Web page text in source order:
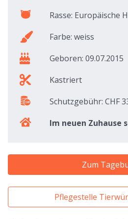
Rasse: Europäische
Farbe: weiss
Geboren: 09.07.2015
Kastriert
Schutzgebühr: CHF
Im neuen Zuhause
Zum
Pflegestelle